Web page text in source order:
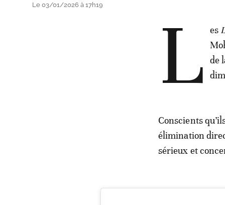
Le 03/01/2026 à 17h19 L es
de
Conscients
élimination
sérieux et